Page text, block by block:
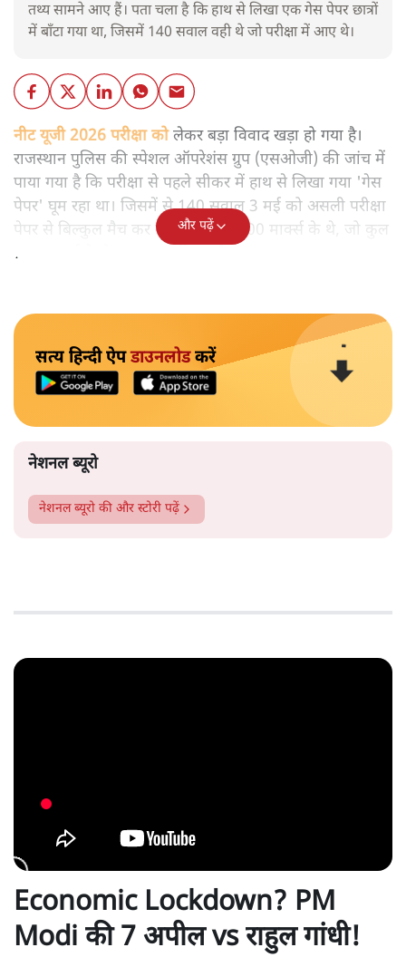
तथ्य सामने आए हैं। पता चला है कि हाथ से लिखा एक गेस पेपर छात्रों
में बाँटा गया था, जिसमें 140 सवाल वही थे जो परीक्षा में आए थे।
नीट यूजी 2026 परीक्षा कोलेकर बड़ा विवाद खड़ा हो गया है।
राजस्थान पुलिस की स्पेशल ऑपरेशंस ग्रुप (एसओजी) की जांच में
पाया गया है कि परीक्षा से पहले सीकर में हाथ से लिखा गया 'गेस
पेपर' घूम रहा था। जिसमें से 140 सवाल 3 मई को असली परीक्षा
पेपर से बिल्कुल मैच कर गए। ये सवाल 600 मार्क्स के थे, जो कुल
720 मार्क्स के पेपर का बड़ा हिस्सा है।
और पढ़ें
सत्य हिन्दी ऐपडाउनलोडकरें
नेशनल ब्यूरो
नेशनल ब्यूरो की और स्टोरी पढ़ें
Economic Lockdown? PM
Modi की 7 अपील vs राहुल गांधी!